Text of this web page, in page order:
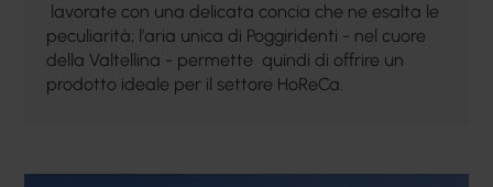
lavorate con una delicata concia che ne esalta le
peculiarità; l’aria unica di Poggiridenti - nel cuore
della Valtellina - permette quindi di offrire un
prodotto ideale per il settore HoReCa.